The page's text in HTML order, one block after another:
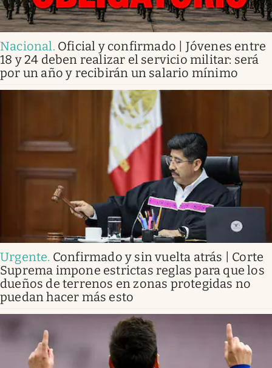
Nacional. Oficial y confirmado | Jóvenes entre
18 y 24 deben realizar el servicio militar: será
por un año y recibirán un salario mínimo
Urgente. Confirmado y sin vuelta atrás | Corte
Suprema impone estrictas reglas para que los
dueños de terrenos en zonas protegidas no
puedan hacer más esto